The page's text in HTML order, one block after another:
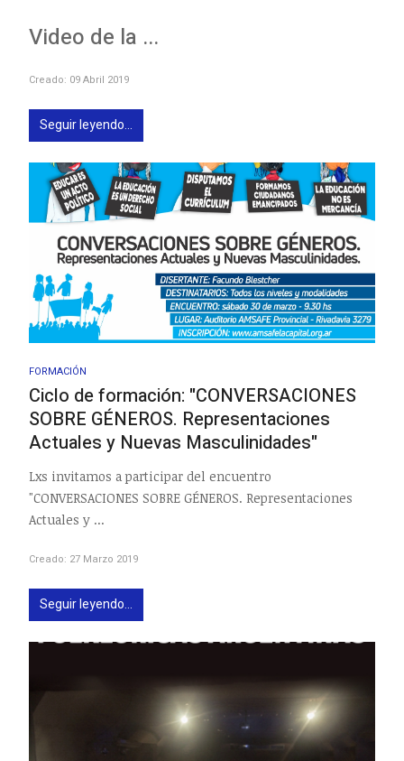
Video de la ...
Creado: 09 Abril 2019
Seguir leyendo...
FORMACIÓN
Ciclo de formación: "CONVERSACIONES
SOBRE GÉNEROS. Representaciones
Actuales y Nuevas Masculinidades"
Lxs invitamos a participar del encuentro
"CONVERSACIONES SOBRE GÉNEROS. Representaciones
Actuales y ...
Creado: 27 Marzo 2019
Seguir leyendo...